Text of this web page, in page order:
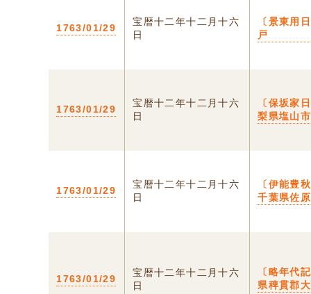
1763/01/29
宝暦十二年十二月十六
日
〔景東用
戸
1763/01/29
宝暦十二年十二月十六
日
〔保坂家
梨県塩山
1763/01/29
宝暦十二年十二月十六
日
〔伊能豊
千葉県佐原
1763/01/29
宝暦十二年十二月十六
日
〔略年代
県稗貫郡